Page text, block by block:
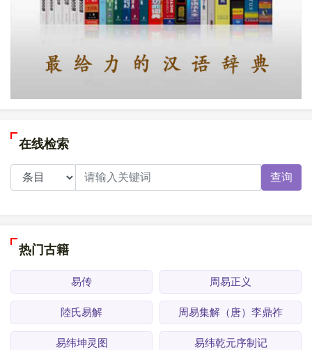
在线检索
查询
热门古籍
易传 周易正义
陸氏易解 周易集解（唐）李鼎祚
易纬坤灵图 易纬乾元序制记